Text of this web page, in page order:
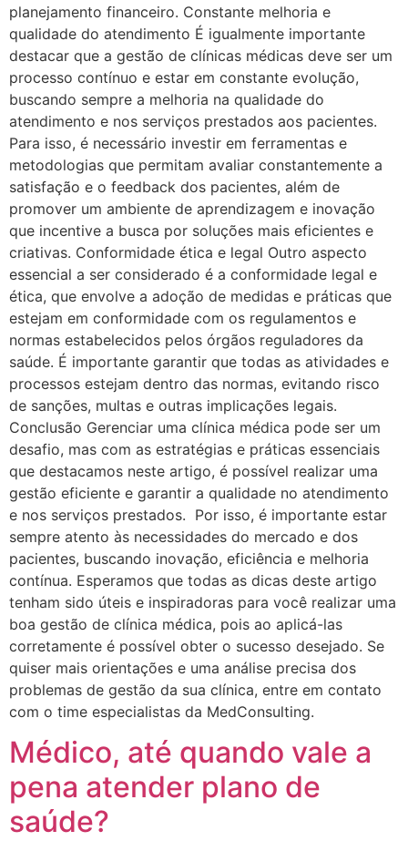
planejamento financeiro. Constante melhoria e
qualidade do atendimento É igualmente importante
destacar que a gestão de clínicas médicas deve ser um
processo contínuo e estar em constante evolução,
buscando sempre a melhoria na qualidade do
atendimento e nos serviços prestados aos pacientes.
Para isso, é necessário investir em ferramentas e
metodologias que permitam avaliar constantemente a
satisfação e o feedback dos pacientes, além de
promover um ambiente de aprendizagem e inovação
que incentive a busca por soluções mais eficientes e
criativas. Conformidade ética e legal Outro aspecto
essencial a ser considerado é a conformidade legal e
ética, que envolve a adoção de medidas e práticas que
estejam em conformidade com os regulamentos e
normas estabelecidos pelos órgãos reguladores da
saúde. É importante garantir que todas as atividades e
processos estejam dentro das normas, evitando risco
de sanções, multas e outras implicações legais.
Conclusão Gerenciar uma clínica médica pode ser um
desafio, mas com as estratégias e práticas essenciais
que destacamos neste artigo, é possível realizar uma
gestão eficiente e garantir a qualidade no atendimento
e nos serviços prestados. Por isso, é importante estar
sempre atento às necessidades do mercado e dos
pacientes, buscando inovação, eficiência e melhoria
contínua. Esperamos que todas as dicas deste artigo
tenham sido úteis e inspiradoras para você realizar uma
boa gestão de clínica médica, pois ao aplicá-las
corretamente é possível obter o sucesso desejado. Se
quiser mais orientações e uma análise precisa dos
problemas de gestão da sua clínica, entre em contato
com o time especialistas da MedConsulting.
Médico, até quando vale a
pena atender plano de
saúde?